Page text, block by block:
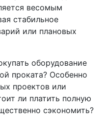
весомым
стабильное
или плановых
оборудование
проката? Особенно
проектов или
ли платить полную
сэкономить?